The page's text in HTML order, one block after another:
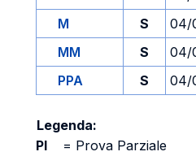
M
S 04/
MM
S 04/
PPA
S 04/
Legenda:
PI
= Prova Parziale